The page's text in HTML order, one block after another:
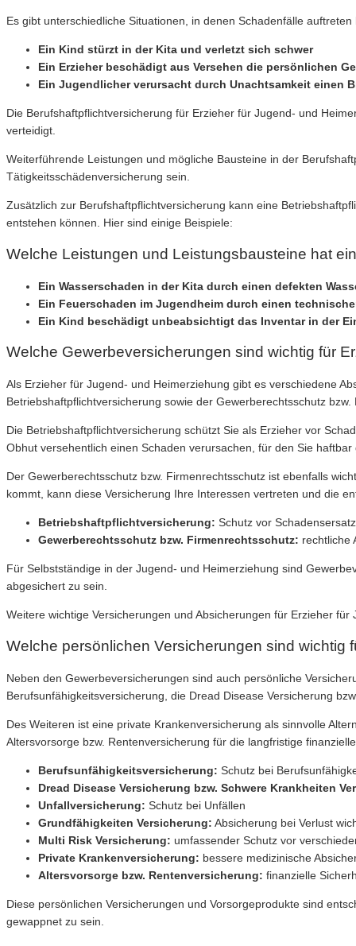
Es gibt unterschiedliche Situationen, in denen Schadenfälle
Ein Kind stürzt in der Kita und verletzt sich schwer
Ein Erzieher beschädigt aus Versehen die persönlichen
Ein Jugendlicher verursacht durch Unachtsamkeit einen
Die Berufshaftpflichtversicherung für Erzieher für Jugend- und
verteidigt.
Weiterführende Leistungen und mögliche Bausteine in der
Tätigkeitsschädenversicherung sein.
Zusätzlich zur Berufshaftpflichtversicherung kann eine
entstehen können. Hier sind einige Beispiele:
Welche Leistungen und Leistungsbausteine hat
Ein Wasserschaden in der Kita durch einen defekten
Ein Feuerschaden im Jugendheim durch einen
Ein Kind beschädigt unbeabsichtigt das Inventar in der
Welche Gewerbeversicherungen sind wichtig für
Als Erzieher für Jugend- und Heimerziehung gibt es verschiedene
Betriebshaftpflichtversicherung sowie der Gewerberechtsschutz
Die Betriebshaftpflichtversicherung schützt Sie als Erzieher vor
Obhut versehentlich einen Schaden verursachen, für den Sie
Der Gewerberechtsschutz bzw. Firmenrechtsschutz ist ebenfalls
kommt, kann diese Versicherung Ihre Interessen vertreten und die
Betriebshaftpflichtversicherung: Schutz vor
Gewerberechtsschutz bzw. Firmenrechtsschutz: rechtliche
Für Selbstständige in der Jugend- und Heimerziehung sind
abgesichert zu sein.
Weitere wichtige Versicherungen und Absicherungen für Erzieher für
Welche persönlichen Versicherungen sind wichtig
Neben den Gewerbeversicherungen sind auch persönliche
Berufsunfähigkeitsversicherung, die Dread Disease Versicherung
Des Weiteren ist eine private Krankenversicherung als sinnvolle
Altersvorsorge bzw. Rentenversicherung für die langfristige
Berufsunfähigkeitsversicherung: Schutz bei
Dread Disease Versicherung bzw. Schwere Krankheiten
Unfallversicherung: Schutz bei Unfällen
Grundfähigkeiten Versicherung: Absicherung bei Verlust
Multi Risk Versicherung: umfassender Schutz vor
Private Krankenversicherung: bessere medizinische
Altersvorsorge bzw. Rentenversicherung: finanzielle
Diese persönlichen Versicherungen und Vorsorgeprodukte sind
gewappnet zu sein.